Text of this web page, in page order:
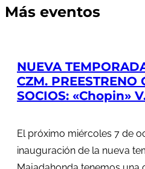
Más eventos
NUEVA
CZM. PREESTRENO
SOCIOS: «Chopin»
El próximo miércoles 7 de
inauguración de la nueva